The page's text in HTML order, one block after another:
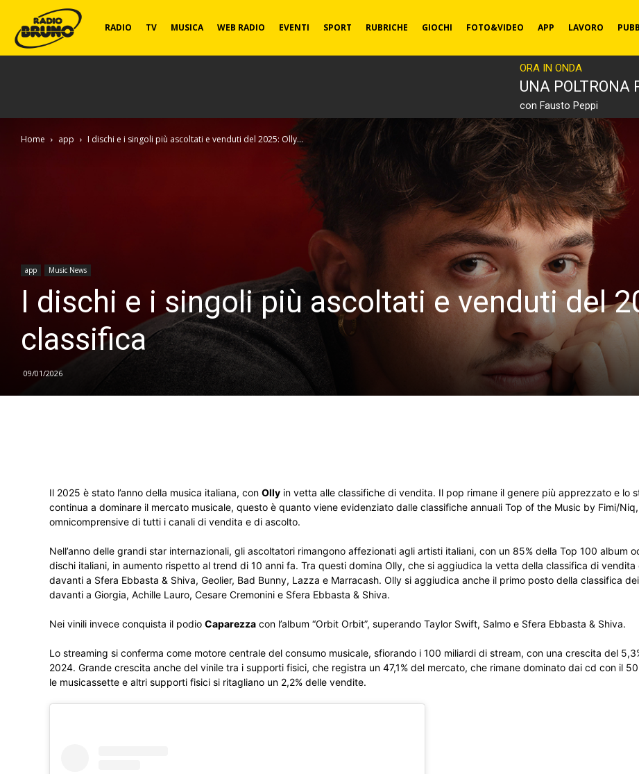
Radio
RADIO TV MUSICA WEB RADIO EVENTI SPORT RUBRICHE GIOCHI FOTO&VIDEO APP LAVORO
ORA IN ONDA
UNA POLTRONA
con Fausto Peppi
Home app I dischi e i singoli più ascoltati e venduti del 2025: Olly...
app Music News
I dischi e i singoli più ascoltati e venduti del
classifica
09/01/2026
Il 2025 è stato l’anno della musica italiana, con Olly in vetta alle classifiche di vendita. Il pop rimane il genere più apprezzato e lo
continua a dominare il mercato musicale, questo è quanto viene evidenziato dalle classifiche annuali Top of the Music by Fimi/
omnicomprensive di tutti i canali di vendita e di ascolto.
Nell’anno delle grandi star internazionali, gli ascoltatori rimangono affezionati agli artisti italiani, con un 85% della Top 100 album
dischi italiani, in aumento rispetto al trend di 10 anni fa. Tra questi domina Olly, che si aggiudica la vetta della classifica di vendita
davanti a Sfera Ebbasta & Shiva, Geolier, Bad Bunny, Lazza e Marracash. Olly si aggiudica anche il primo posto della classifica
davanti a Giorgia, Achille Lauro, Cesare Cremonini e Sfera Ebbasta & Shiva.
Nei vinili invece conquista il podio Caparezza con l’album “Orbit Orbit”, superando Taylor Swift, Salmo e Sfera Ebbasta & Shiva.
Lo streaming si conferma come motore centrale del consumo musicale, sfiorando i 100 miliardi di stream, con una crescita del
2024. Grande crescita anche del vinile tra i supporti fisici, che registra un 47,1% del mercato, che rimane dominato dai cd con il
le musicassette e altri supporti fisici si ritagliano un 2,2% delle vendite.